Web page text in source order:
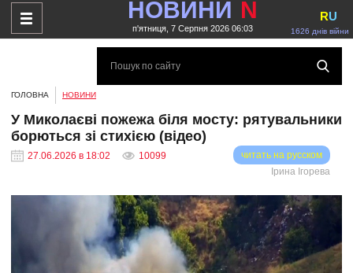
НОВИНИ N
п'ятниця, 7 Серпня 2026 06:03 1626 днів війни
RU
ГОЛОВНА НОВИНИ
У Миколаєві пожежа біля мосту: рятувальники
борються зі стихією (відео)
27.06.2026 в 18:02 10099
читать на русском
Ірина Ігорева